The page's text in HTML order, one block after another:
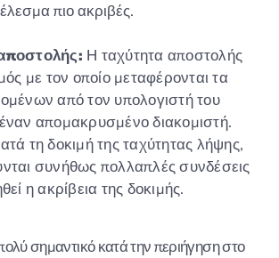
πιο ακριβές.
Η ταχύτητα αποστολής
με τον οποίο μεταφέρονται τα
από τον υπολογιστή του
απομακρυσμένο διακομιστή.
τη δοκιμή της ταχύτητας λήψης,
συνήθως πολλαπλές συνδέσεις
η ακρίβεια της δοκιμής.
σημαντικό κατά την περιήγηση στο